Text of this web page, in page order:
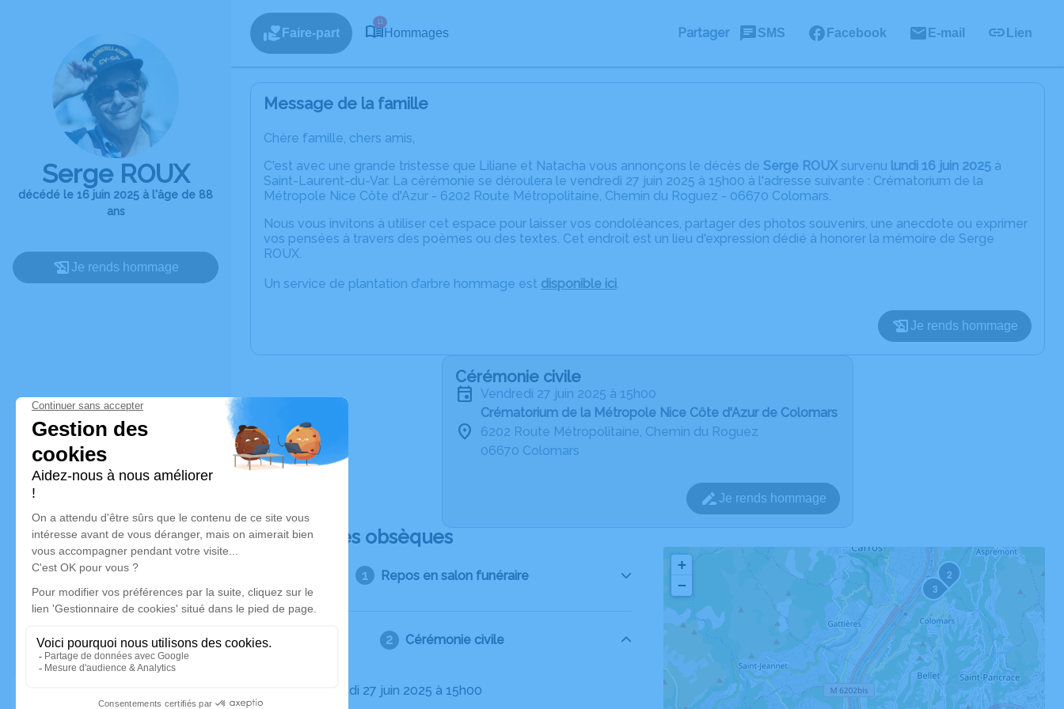
Serge ROUX
décédé le 16 juin 2025 à l'âge de 88
ans
Je rends hommage
Faire-part
11
Hommages Partager SMS Facebook E-mail Lien
Message de la famille
Chère famille, chers amis,
C'est avec une grande tristesse que Liliane et Natacha vous annonçons le décès de Serge ROUXsurvenu lundi 16 juin 2025 à
Saint-Laurent-du-Var. La cérémonie se déroulera le vendredi 27 juin 2025 à 15h00 à l'adresse suivante : Crématorium de la
Métropole Nice Côte d'Azur - 6202 Route Métropolitaine, Chemin du Roguez - 06670 Colomars.
Nous vous invitons à utiliser cet espace pour laisser vos condoléances, partager des photos souvenirs, une anecdote ou exprimer
vos pensées à travers des poèmes ou des textes. Cet endroit est un lieu d'expression dédié à honorer la mémoire de Serge
ROUX.
Un service de plantation d’arbre hommage est disponible ici.
Je rends hommage
Cérémonie civile
vendredi 27 juin 2025 à 15h00
Crématorium de la Métropole Nice Côte d'Azur de Colomars
6202 Route Métropolitaine, Chemin du Roguez
06670 Colomars
Je rends hommage
Déroulé des obsèques
Repos en salon funéraire
Cérémonie civile
Le vendredi 27 juin 2025 à 15h00
2
3
+
−